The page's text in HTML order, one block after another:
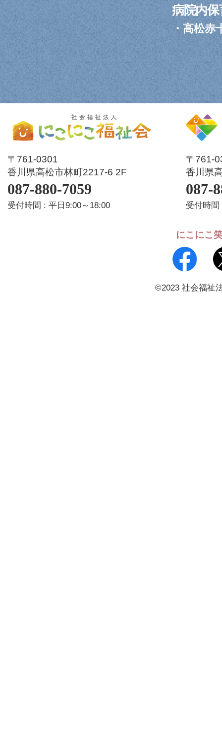
病院内保
・高松赤
〒761-0301
香川県高松市林町2217-6 2F
087-880-7059
受付時間 : 平日9:00～18:00
〒
香川県
087-
受付時間
にこにこ
©2023 社会福祉